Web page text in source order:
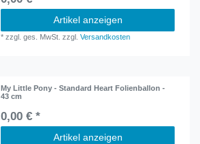
Artikel anzeigen
*zzgl. ges. MwSt. zzgl.Versandkosten
My Little Pony - Standard Heart Folienballon -
43 cm
0,00 € *
Artikel anzeigen